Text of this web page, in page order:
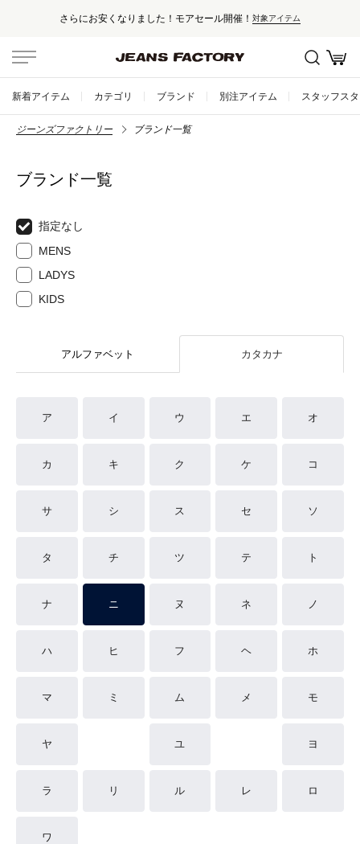
さらにお安くなりました！モアセール開催！ 対象アイテム
新着アイテム カテゴリ ブランド 別注アイテム スタッフス
ジーンズファクトリー ブランド一覧
ブランド一覧
指定なし
MENS
LADYS
KIDS
アルファベット カタカナ
ア イ ウ エ オ
カ キ ク ケ コ
サ シ ス セ ソ
タ チ ツ テ ト
ナ ニ ヌ ネ ノ
ハ ヒ フ ヘ ホ
マ ミ ム メ モ
ヤ ユ ヨ
ラ リ ル レ ロ
ワ